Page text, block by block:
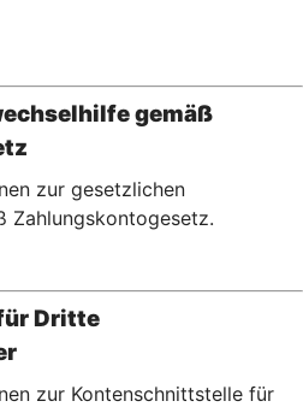
gemäß
zur gesetzlichen
Zahlungskontogesetz.
Dritte
zur Kontenschnittstelle für